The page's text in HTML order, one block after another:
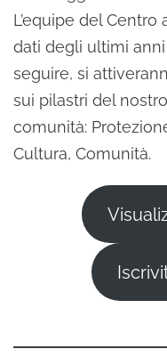
L’equipe del
dati degli ultimi
seguire, si
sui pilastri del
comunità:
Cultura, Comunità.